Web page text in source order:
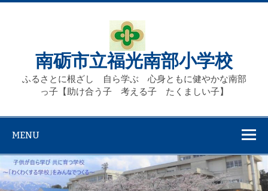
Skip
南砺市立福光南部小学校
ふるさとに根ざし 自ら学ぶ 心身ともに健やかな南部
っ子【助け合う子 考える子 たくましい子】
MENU